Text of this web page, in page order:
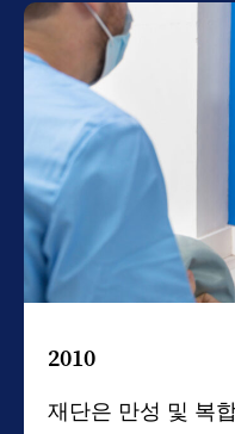
2010
재단은 만성 및 복